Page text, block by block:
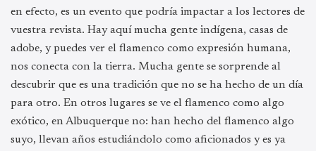
en efecto, es un evento que podría impactar a los lectores de
vuestra revista. Hay aquí mucha gente indígena, casas de
adobe, y puedes ver el flamenco como expresión humana,
nos conecta con la tierra. Mucha gente se sorprende al
descubrir que es una tradición que no se ha hecho de un día
para otro. En otros lugares se ve el flamenco como algo
exótico, en Albuquerque no: han hecho del flamenco algo
suyo, llevan años estudiándolo como aficionados y es ya